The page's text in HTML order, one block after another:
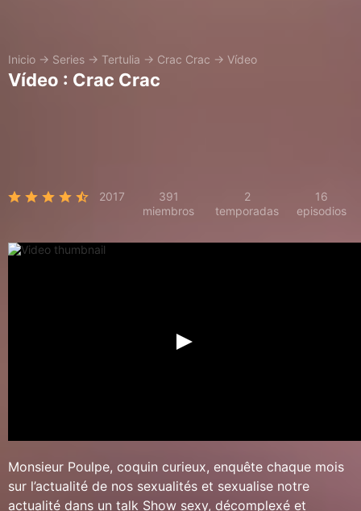
Inicio → Series → Tertulia → Crac Crac → Vídeo
Vídeo : Crac Crac
2017
391
miembros
2
temporadas
16
episodios
Monsieur Poulpe, coquin curieux, enquête chaque mois
sur l’actualité de nos sexualités et sexualise notre
actualité dans un talk Show sexy, décomplexé et